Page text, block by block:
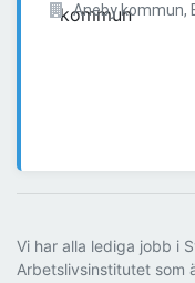
Aneby kommun,
Vi har alla lediga jobb i
Arbetslivsinstitutet som